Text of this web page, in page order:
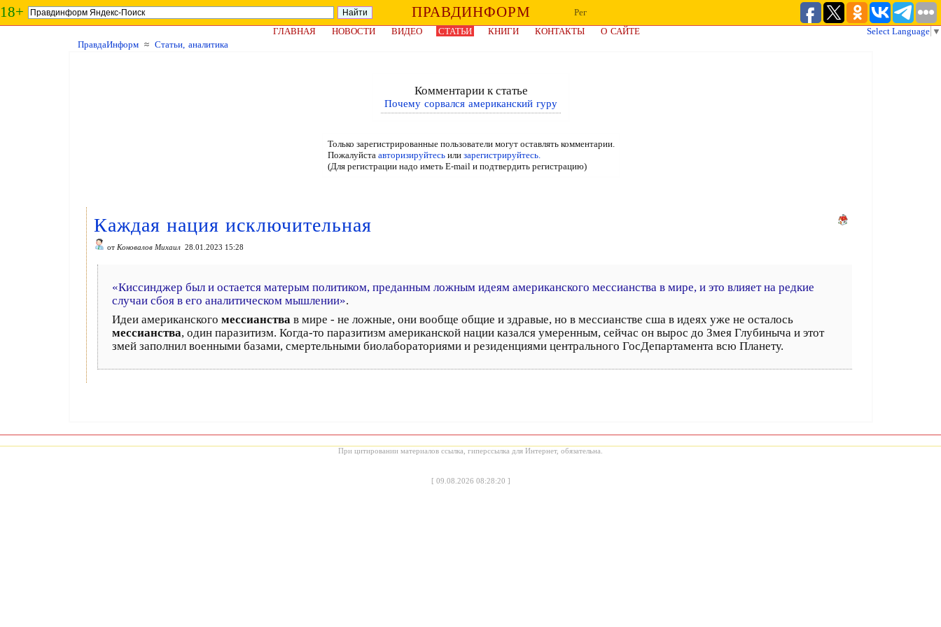
18+ ПРАВДИНФОРМ
Рег
ГЛАВНАЯ
НОВОСТИ ВИДЕО СТАТЬИ КНИГИ КОНТАКТЫ О САЙТЕ Select Language ▼
ПравдаИнформ ≈ Статьи, аналитика
Комментарии к статье
Почему сорвался американский гуру
Только зарегистрированные пользователи могут оставлять комментарии.
Пожалуйста авторизируйтесьили зарегистрируйтесь.
(Для регистрации надо иметь E-mail и подтвердить регистрацию)
Каждая нация исключительная
от Коновалов Михаил 28.01.2023 15:28
«Киссинджер был и остается матерым политиком, преданным ложным идеям американского мессианства в мире, и это влияет на редкие
случаи сбоя в его аналитическом мышлении».
Идеи американского мессианства в мире - не ложные, они вообще общие и здравые, но в мессианстве сша в идеях уже не осталось
мессианства, один паразитизм. Когда-то паразитизм американской нации казался умеренным, сейчас он вырос до Змея Глубиныча и этот
змей заполнил военными базами, смертельными биолабораториями и резиденциями центрального ГосДепартамента всю Планету.
При цитировании материалов ссылка, гиперссылка для Интернет, обязательна.
[ 09.08.2026 08:28:20 ]